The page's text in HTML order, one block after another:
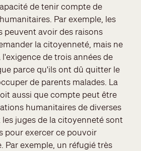
de tenir compte de
Par exemple, les
peuvent avoir des raisons
la citoyenneté, mais ne
l'exigence de trois années de
parce qu'ils ont dû quitter le
de parents malades. La
aussi que compte peut être
humanitaires de diverses
juges de la citoyenneté sont
pour exercer ce pouvoir
Par exemple, un réfugié très